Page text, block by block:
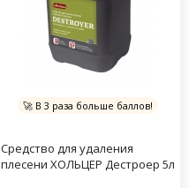
🚀 В 3 раза больше баллов!
Средство для удаления
плесени ХОЛЬЦЕР Дестроер 5л